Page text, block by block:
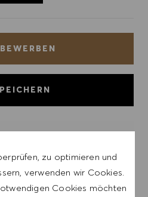
zu optimieren und
verwenden wir Cookies.
Cookies möchten
zu erhalten.